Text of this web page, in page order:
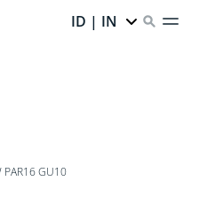
ID | IN
PAR16 GU10